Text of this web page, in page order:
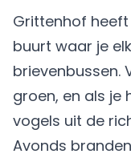
Grittenhof
buurt waar je
brievenbussen.
groen, en als je
vogels uit de
Avonds